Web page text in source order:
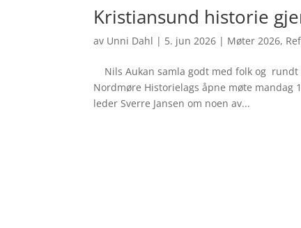
Kristiansund historie
av Unni Dahl | 5. jun 2026 | Møter 2026,
Nils Aukan samla godt med folk og rundt
Nordmøre Historielags åpne møte mandag
leder Sverre Jansen om noen av...